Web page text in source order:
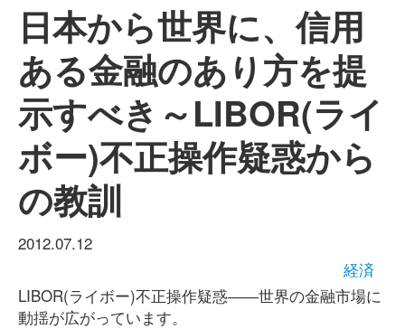
日本から世界に、信用
ある金融のあり方を提
示すべき～LIBOR(ライ
ボー)不正操作疑惑から
の教訓
2012.07.12
経済
LIBOR(ライボー)不正操作疑惑――世界の金融市場に
動揺が広がっています。